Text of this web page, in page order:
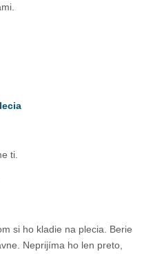
ti.
si ho kladie na plecia. Berie
Neprijíma ho len preto,